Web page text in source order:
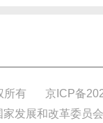
所有
京ICP备
发展和改革委员